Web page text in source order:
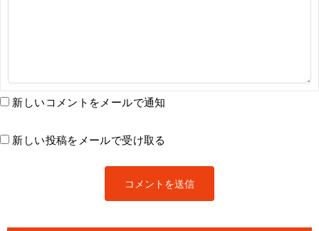
新しいコメントをメールで通知
新しい投稿をメールで受け取る